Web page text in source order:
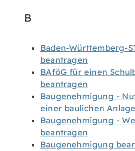
B
Baden-Württemberg-
beantragen
BAföG für einen
beantragen
Baugenehmigung -
einer baulichen
Baugenehmigung -
beantragen
Baugenehmigung